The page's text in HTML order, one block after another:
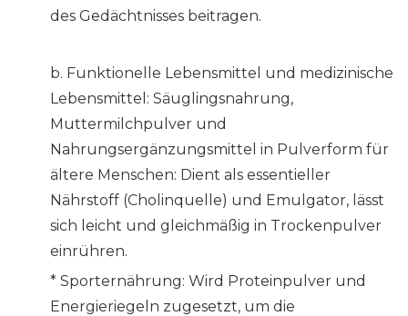
des Gedächtnisses beitragen.
b. Funktionelle Lebensmittel und medizinische
Lebensmittel: Säuglingsnahrung,
Muttermilchpulver und
Nahrungsergänzungsmittel in Pulverform für
ältere Menschen: Dient als essentieller
Nährstoff (Cholinquelle) und Emulgator, lässt
sich leicht und gleichmäßig in Trockenpulver
einrühren.
* Sporternährung: Wird Proteinpulver und
Energieriegeln zugesetzt, um die